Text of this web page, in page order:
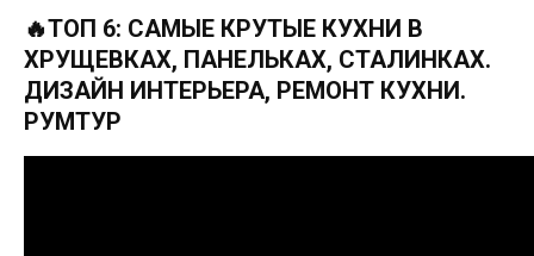
🔥ТОП 6: САМЫЕ КРУТЫЕ КУХНИ В
ХРУЩЕВКАХ, ПАНЕЛЬКАХ, СТАЛИНКАХ.
ДИЗАЙН ИНТЕРЬЕРА, РЕМОНТ КУХНИ.
РУМТУР